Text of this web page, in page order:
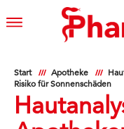
Start Apotheke
Risiko für Sonnenschäden